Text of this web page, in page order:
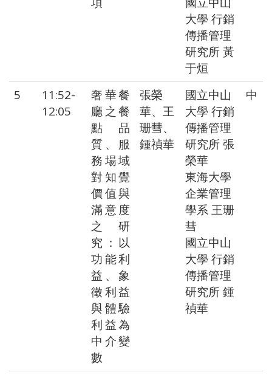
大學 行銷
傳播管理
研究所 黃
于烜
5
11:52-
12:05
奢華餐
廳之餐
點品
質、服
務場域
對知覺
價值與
滿意度
之研
究：以
功能利
益、象
徵利益
與體驗
利益為
中介變
數
張榮
華、王
珊彗、
鍾禎華
國立中山
大學 行銷
傳播管理
研究所 張
榮華
東海大學
企業管理
學系 王珊
彗
國立中山
大學 行銷
傳播管理
研究所 鍾
禎華
中